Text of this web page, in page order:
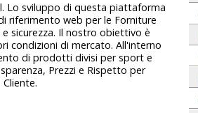
Lo sviluppo di questa piattaforma
riferimento web per le Forniture
sicurezza. Il nostro obiettivo è
condizioni di mercato. All'interno
di prodotti divisi per sport e
Prezzi e Rispetto per